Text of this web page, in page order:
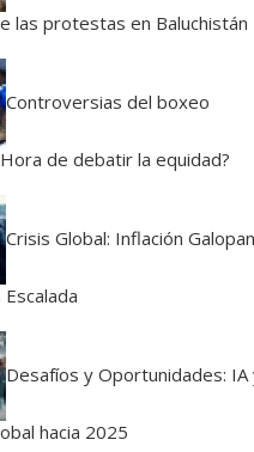
las protestas en Baluchistán
Controversias del boxeo
de debatir la equidad?
Crisis Global: Inflación
Desafíos y Oportunidades: IA
hacia 2025